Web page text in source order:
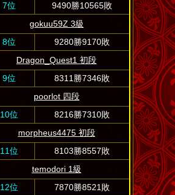
7位
9490勝10565敗
gokuu59Z 3級
8位
9280勝9170敗
Dragon_Quest1 初段
9位
8311勝7346敗
poorlot 四段
10位
8216勝7310敗
morpheus4475 初段
11位
8103勝8557敗
temodori 1級
12位
7870勝8521敗